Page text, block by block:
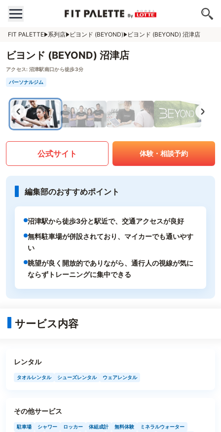
FIT PALETTE 系列店 ビヨンド (BEYOND) ビヨンド (BEYOND) 沼津店
ビヨンド (BEYOND) 沼津店
アクセス: 沼津駅南口から徒歩3分
パーソナルジム
公式サイト 体験・相談予約
編集部のおすすめポイント
沼津駅から徒歩3分と駅近で、交通アクセスが良好
無料駐車場が併設されており、マイカーでも通いやす
い
眺望が良く開放的でありながら、通行人の視線が気に
ならずトレーニングに集中できる
サービス内容
レンタル
タオルレンタル シューズレンタル ウェアレンタル
その他サービス
駐車場 シャワー ロッカー 体組成計 無料体験
ミネラルウォーター